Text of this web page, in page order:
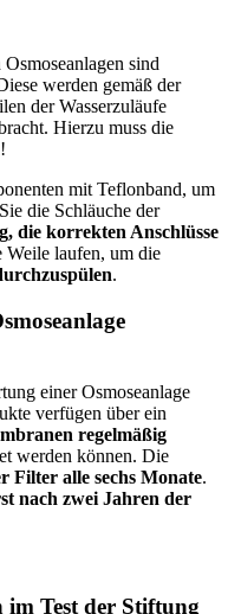
sind
werden gemäß der
der Wasserzuläufe
Hierzu muss die
!
mit Teflonband, um
die Schläuche der
die korrekten Anschlüsse
Weile laufen, um die
.
einer Osmoseanlage
verfügen über ein
regelmäßig
werden können. Die
Filter alle sechs Monate.
nach zwei Jahren der
im Test der Stiftung